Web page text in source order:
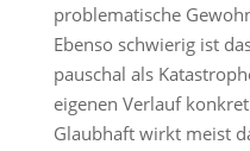
problematische
Ebenso schwierig ist
pauschal als
eigenen Verlauf
Glaubhaft wirkt meist